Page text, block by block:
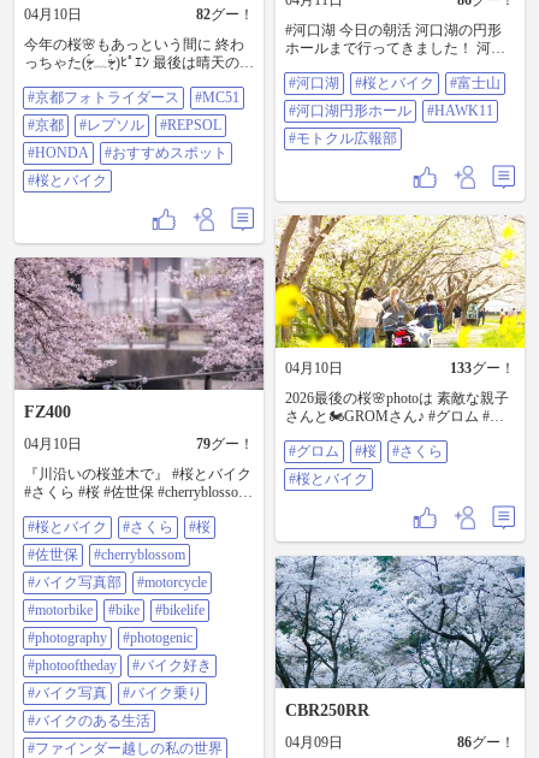
#河口湖 今日の朝活 河口湖の円形
ホールまで行ってきました！ 河口
雨も上がっていい天気🌸 富士山と
桜と青空、気持ちよく走ることが
できました😆 #桜とバイク #富士山
#河口湖円形ホール #HAWK11 #モ
#河口湖 #桜とバイク
#富士山
#河口湖円形ホール
#HAWK11
#モトクル広報部
04月10日 82グー！
今年の桜🌸もあっという間に 終わ
っちゃた(ᵒ̴̶̷̥́ ﹏ᵒ̴̶̷̥́ )ﾋﾟｴﾝ 最後は晴天の下
して 友達ンコからも👍⸒⸒貰えたし
良かったよ〜(ˆ꜆ . ̫ . ).ᐟ.ᐟ💮 #京都フォ
トライダース #MC51 #京都 #レプソ
ル #REPSOL #HONDA #おすすめス
ポット#桜とバイク
#京都フォトライダース
#MC51
#京都
#レプソル
#REPSOL
#HONDA
#おすすめスポット
#桜とバイク
04月10日 133グー！
2026最後の桜🌸photoは 素敵な親子
さんと🏍️GROMさん♪ #グロム #桜 #
#グロム
#桜
#さくら
#桜とバイク
FZ400
04月10日 79グー！
『川沿いの桜並木で』 #桜とバイク
#さくら #桜 #佐世保 #cherryblossom
#motorbike #bike #bikelife
#photography #photogenic
#photooftheday #バイク好き #バイク
写真 #バイク乗り #バイクのある生
活 #ファインダー越しの私の世界 #
カメラ好きな人と繋がりたい #写真
撮ってる人と繋がりたい #写真好き
な人と繋がりたい #バイク好きな人
と繋がりたい #バイクが好きだ #バ
イクのある風景 #バイクのある生活
#バイク最高 #nobikenolife #yamaha
#fz400 #biker
#桜とバイク #さくら
#桜
#佐世保
#cherryblossom
#バイク写真部
#motorcycle
#motorbike
#bike
#bikelife
#photography
#photogenic
#photooftheday
#バイク好き
#バイク写真
#バイク乗り
#バイクのある生活
#ファインダー越しの私の世界
CBR250RR
04月09日 86グー！